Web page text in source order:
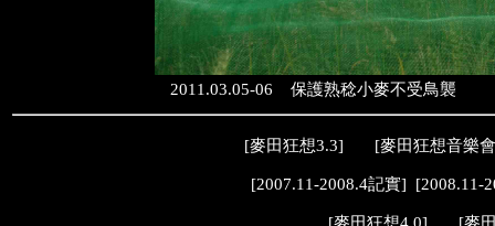
2011.03.05-06 保護熟稔小麥不受鳥襲
[麥田狂想3.3] [麥田狂想音樂
[2007.11-2008.4記實] [2008.11-